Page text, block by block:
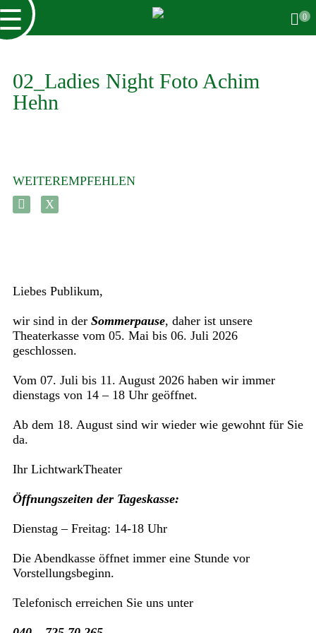
0
02_Ladies Night Foto Achim
Hehn
WEITEREMPFEHLEN
Liebes Publikum,
wir sind in derSommerpause, daher ist unsere
Theaterkasse vom 05. Mai bis 06. Juli 2026
geschlossen.
Vom 07. Juli bis 11. August 2026 haben wir immer
dienstags von 14 – 18 Uhr geöffnet.
Ab dem 18. August sind wir wieder wie gewohnt für Sie
da.
Ihr LichtwarkTheater
Öffnungszeiten der Tageskasse:
Dienstag – Freitag: 14-18 Uhr
Die Abendkasse öffnet immer eine Stunde vor
Vorstellungsbeginn.
Telefonisch erreichen Sie uns unter